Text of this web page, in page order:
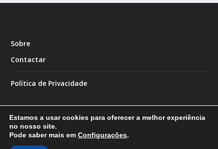
Sobre
Contactar
Política de Privacidade
Designed by
Estamos a usar cookies para oferecer a melhor experiência
no nosso site.
Pode saber mais em Configurações.